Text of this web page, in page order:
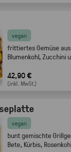
vegan
frittiertes Gemüse
Blumenkohl, Zucchini
42,90 €
(inkl. MwSt.)
vegan
bunt gemischte
Bete, Kürbis,